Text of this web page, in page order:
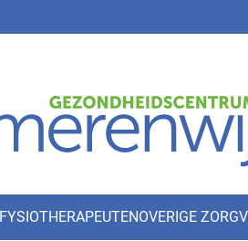
FYSIOTHERAPEUTENOVERIGE